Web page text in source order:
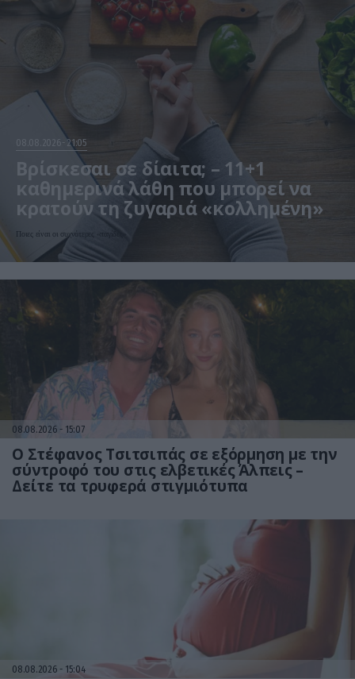
08.08.2026 21:05
Βρίσκεσαι σε δίαιτα; – 11+1
καθημερινά λάθη που μπορεί να
κρατούν τη ζυγαριά «κολλημένη»
Ποιες είναι οι συχνότερες «παγίδες»
08.08.2026 15:07
Ο Στέφανος Τσιτσιπάς σε εξόρμηση με την
σύντροφό του στις ελβετικές Άλπεις –
Δείτε τα τρυφερά στιγμιότυπα
08.08.2026 15:04